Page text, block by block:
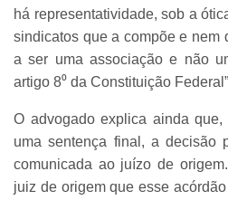
há representatividade, sob a
sindicatos que a compõe e nem
a ser uma associação e não
artigo 8⁰ da Constituição
O advogado explica ainda
uma sentença final, a decisão
comunicada ao juízo de
juiz de origem que esse